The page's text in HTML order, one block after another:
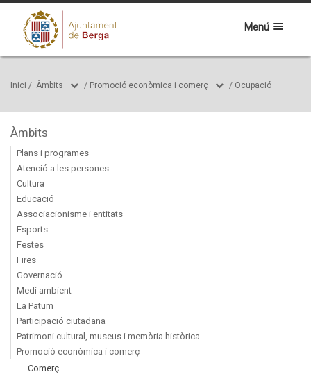
Menú
Inici / Àmbits / Promoció econòmica i comerç / Ocupació
Àmbits
Plans i programes
Atenció a les persones
Cultura
Educació
Associacionisme i entitats
Esports
Festes
Fires
Governació
Medi ambient
La Patum
Participació ciutadana
Patrimoni cultural, museus i memòria històrica
Promoció econòmica i comerç
Comerç